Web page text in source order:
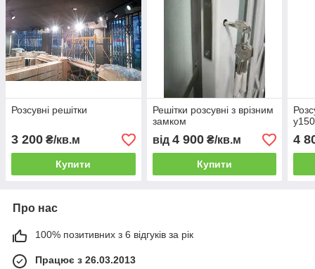
Розсувні решітки
3 200 ₴/кв.м
Купити
Решітки розсувні з врізним
замком
від 4 900₴/кв.м
Купити
4
Про нас
100% позитивних з 6 відгуків за рік
Працює з 26.03.2013